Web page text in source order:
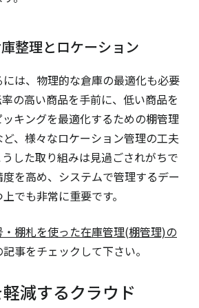
整理とロケーション
は、物理的な倉庫の最適化も必要
の高い商品を手前に、低い商品を
キングを最適化するための棚管理
、様々なロケーション管理の工夫
した取り組みは見過ごされがちで
を高め、システムで管理するデー
でも非常に重要です。
・棚札を使った在庫管理(棚管理)の
記事をチェックして下さい。
減するクラウド